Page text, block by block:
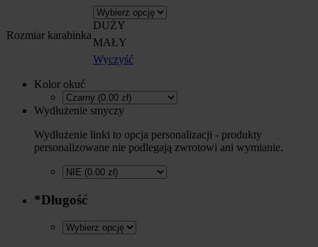
Rozmiar karabinka
DUŻY
MAŁY
Wyczyść
Kolor okuć
Wydłużenie smyczy
Wydłużenie linki to opcja personalizacji - produkty
personalizowane nie podlegają zwrotowi ani wymianie.
*Długość